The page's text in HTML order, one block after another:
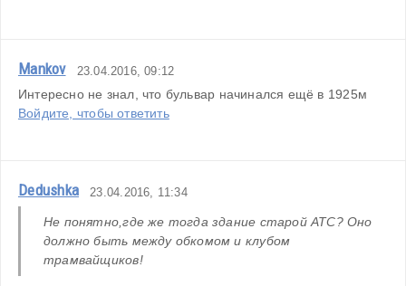
Mankov 23.04.2016, 09:12
Интересно не знал, что бульвар начинался ещё в 1925м
Войдите, чтобы ответить
Dedushka 23.04.2016, 11:34
Не понятно,где же тогда здание старой АТС? Оно
должно быть между обкомом и клубом
трамвайщиков!